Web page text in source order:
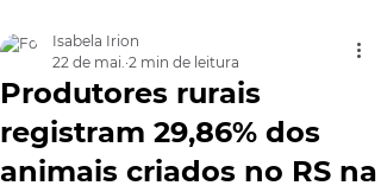
Produtores rurais
registram 29,86% dos
animais criados no RS na
Isabela Irion
22 de mai. 2 min de leitura